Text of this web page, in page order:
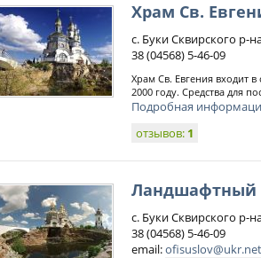
Храм Св.
с. Буки Сквирского р-
38 (04568) 5-46-09
Храм Св. Евгения входит
2000 году. Средства для
Подробная
отзывов: 1
Ландшафтный
с. Буки Сквирского р-
38 (04568) 5-46-09
email:ofisuslov@ukr.net